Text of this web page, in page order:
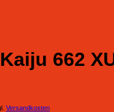
662
Versandkosten